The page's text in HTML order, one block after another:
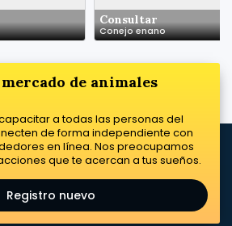
Consultar
Conejo enano
de animales
a todas las personas del
de forma independiente con
en línea. Nos preocupamos
que te acercan a tus sueños.
Registro nuevo